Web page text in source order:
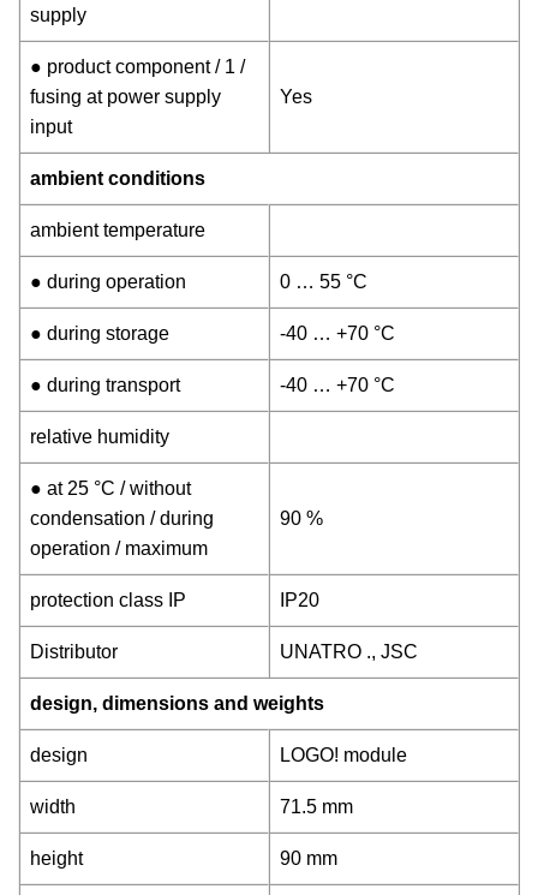
supply
● product component / 1 /
fusing at power supply
input
Yes
ambient conditions
ambient temperature
● during operation 0 … 55 °C
● during storage -40 … +70 °C
● during transport -40 … +70 °C
relative humidity
● at 25 °C / without
condensation / during
operation / maximum
90 %
protection class IP IP20
Distributor UNATRO ., JSC
design, dimensions and weights
design LOGO! module
width 71.5 mm
height 90 mm